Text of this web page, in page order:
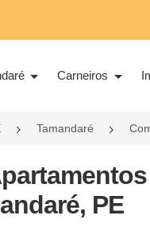
Carneiros
Tamandaré
PE